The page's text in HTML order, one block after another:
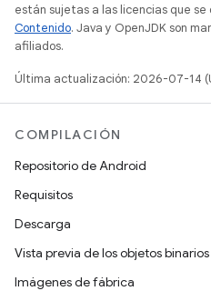
están sujetas a las licencias que se
Contenido. Java y OpenJDK son
afiliados.
Última actualización: 2026-07-14
COMPILACIÓN
Repositorio de Android
Requisitos
Descarga
Vista previa de los objetos binarios
Imágenes de fábrica